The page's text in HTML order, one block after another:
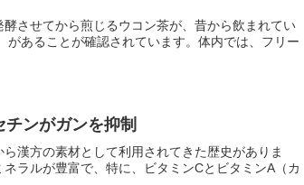
させてから煎じるウコン茶が、昔から飲まれてい
あることが確認されています。体内では、フリー
ンがガンを抑制
漢方の素材として利用されてきた歴史がありま
ラルが豊富で、特に、ビタミンCとビタミンA（カ